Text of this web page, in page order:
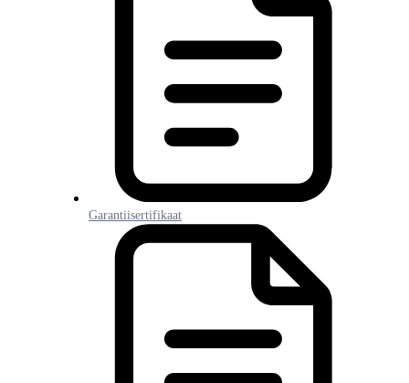
Garantiisertifikaat